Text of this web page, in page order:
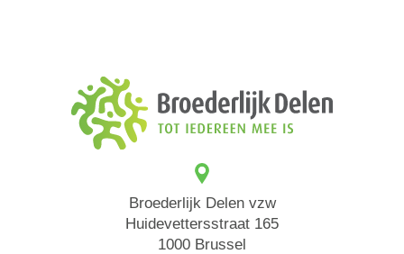
Broederlijk Delen vzw
Huidevettersstraat 165
1000 Brussel